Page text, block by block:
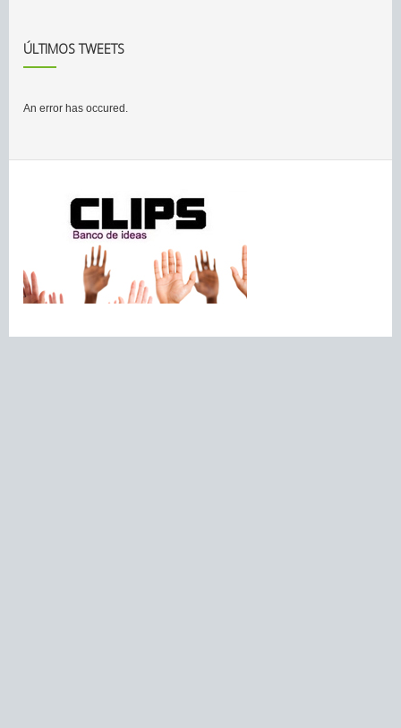
ÚLTIMOS TWEETS
An error has occured.